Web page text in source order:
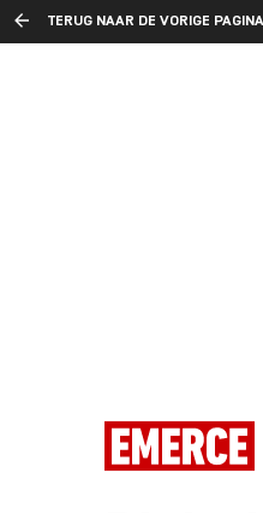
TERUG NAAR DE VORIGE PAGINA